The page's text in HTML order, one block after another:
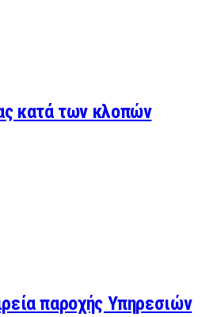
κατά των κλοπών
παροχής Υπηρεσιών